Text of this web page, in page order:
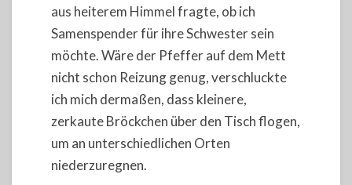
aus heiterem Himmel fragte, ob ich
Samenspender für ihre Schwester sein
möchte. Wäre der Pfeffer auf dem Mett
nicht schon Reizung genug, verschluckte
ich mich dermaßen, dass kleinere,
zerkaute Bröckchen über den Tisch flogen,
um an unterschiedlichen Orten
niederzuregnen.